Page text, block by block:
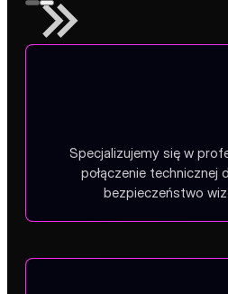
Specjalizujemy się w
połączenie technicznej
bezpieczeństwo